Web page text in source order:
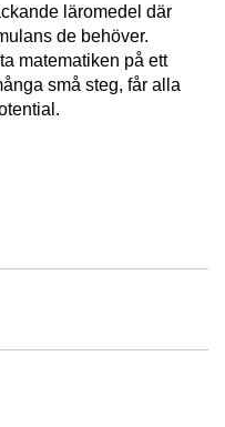
läromedel där
de behöver.
matematiken på ett
små steg, får alla